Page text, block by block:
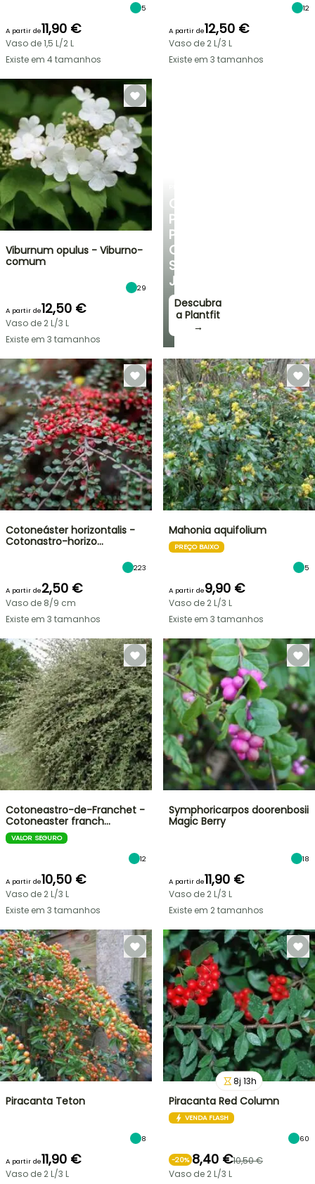
CONSELHOS
PERSONALIZADOS
PARA
O
SEU
JARDIM
Descubra
a Plantfit
→
5
A partir de11,90 €
Vaso de 1,5 L/2 L
Existe em 4 tamanhos
12
A partir de12,50 €
Vaso de 2 L/3 L
Existe em 3 tamanhos
Viburnum opulus - Viburno-
comum
29
A partir de12,50 €
Vaso de 2 L/3 L
Existe em 3 tamanhos
Cotoneáster horizontalis -
Cotonastro-horizo…
223
A partir de2,50 €
Vaso de 8/9 cm
Existe em 3 tamanhos
Mahonia aquifolium
PREÇO BAIXO
5
A partir de9,90 €
Vaso de 2 L/3 L
Existe em 3 tamanhos
Cotoneastro-de-Franchet -
Cotoneaster franch…
VALOR SEGURO
12
A partir de10,50 €
Vaso de 2 L/3 L
Existe em 3 tamanhos
Symphoricarpos doorenbosii
Magic Berry
18
A partir de11,90 €
Vaso de 2 L/3 L
Existe em 2 tamanhos
Piracanta Teton
8
A partir de11,90 €
Vaso de 2 L/3 L
8j 13h
Piracanta Red Column
VENDA FLASH
60
-20% 8,40 €10,50 €
Vaso de 2 L/3 L